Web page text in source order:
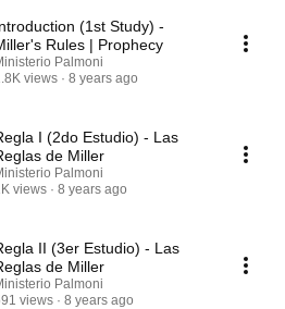
(1st Study) -
Rules | Prophecy
Palmoni
views
8 years ago
I (2do Estudio) - Las
de Miller
Palmoni
views
8 years ago
II (3er Estudio) - Las
de Miller
Palmoni
views
8 years ago